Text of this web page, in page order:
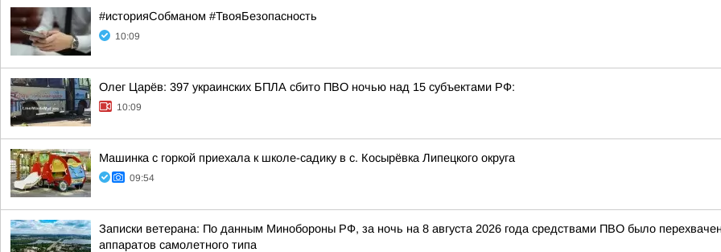
#историяСобманом #ТвояБезопасность
10:09
Олег Царёв: 397 украинских БПЛА сбито ПВО ночью над 15 субъектами РФ:
10:09
Машинка с горкой приехала к школе-садику в с. Косырёвка Липецкого округа
09:54
Записки ветерана: По данным Минобороны РФ, за ночь на 8 августа 2026 года средствами ПВО было
аппаратов самолетного типа